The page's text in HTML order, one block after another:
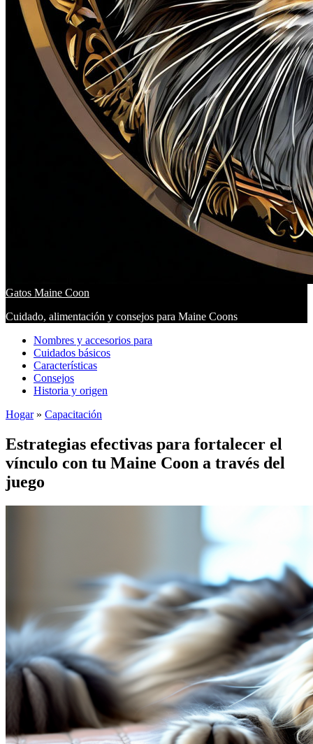
Gatos Maine Coon
Cuidado, alimentación y consejos para Maine Coons
Nombres y accesorios para
Cuidados básicos
Características
Consejos
Historia y origen
Hogar» Capacitación
Estrategias efectivas para fortalecer el
vínculo con tu Maine Coon a través del
juego